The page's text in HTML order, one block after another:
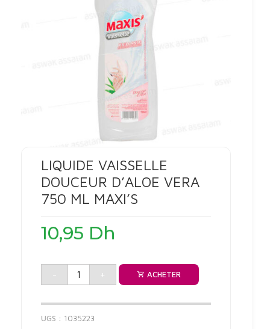
LIQUIDE VAISSELLE
DOUCEUR D’ALOE VERA
750 ML MAXI’S
10,95 Dh
- + ACHETER
UGS : 1035223